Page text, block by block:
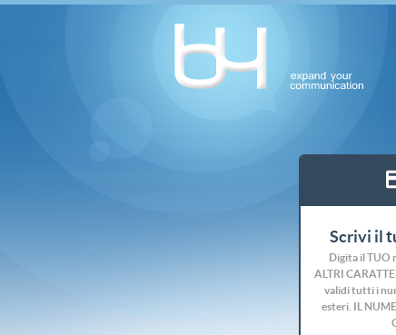
Scrivi il
Digita il TUO
ALTRI
validi tutti i
esteri. IL